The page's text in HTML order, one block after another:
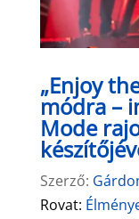
„Enjoy
módra –
Mode
Szerző:
Rovat: